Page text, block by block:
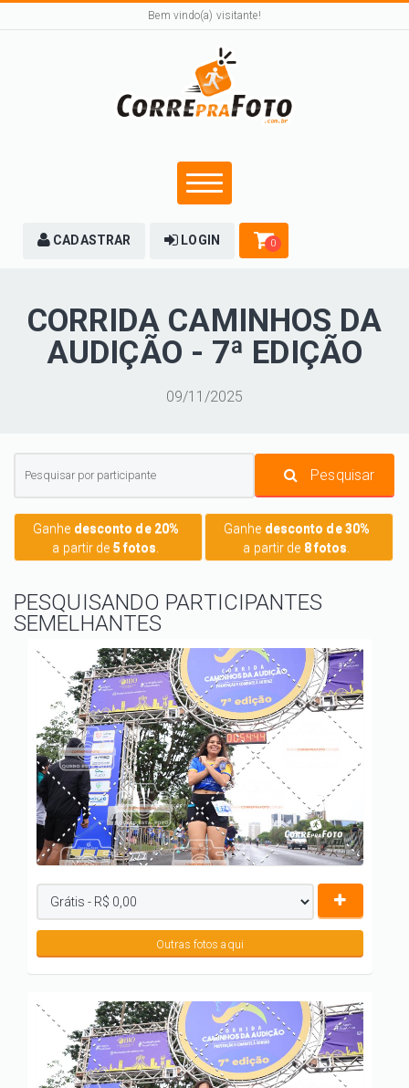
Bem vindo(a) visitante!
CADASTRAR LOGIN 0
CORRIDA CAMINHOS DA
AUDIÇÃO - 7ª EDIÇÃO
09/11/2025
Pesquisar
Ganhe desconto de 20%
a partir de 5 fotos
Ganhe desconto de 30%
a partir de 8 fotos
PESQUISANDO PARTICIPANTES
SEMELHANTES
Outras fotos aqui